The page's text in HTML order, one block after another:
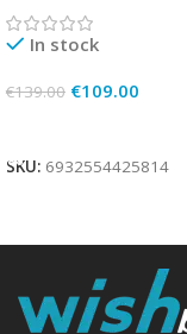
In stock
€139.00 €109.00
SKU: 6932554425814